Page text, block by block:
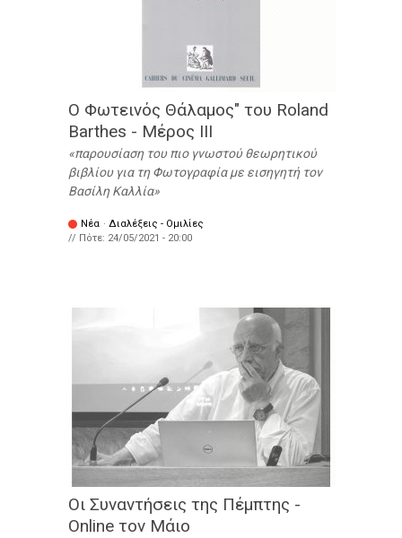
Ο Φωτεινός Θάλαμος" του Roland
Barthes - Μέρος ΙΙΙ
παρουσίαση του πιο γνωστού θεωρητικού
βιβλίου για τη Φωτογραφία με εισηγητή τον
Βασίλη Καλλία
Νέα · Διαλέξεις - Ομιλίες
// Πότε: 24/05/2021 - 20:00
Οι Συναντήσεις της Πέμπτης -
Online τον Μάιο